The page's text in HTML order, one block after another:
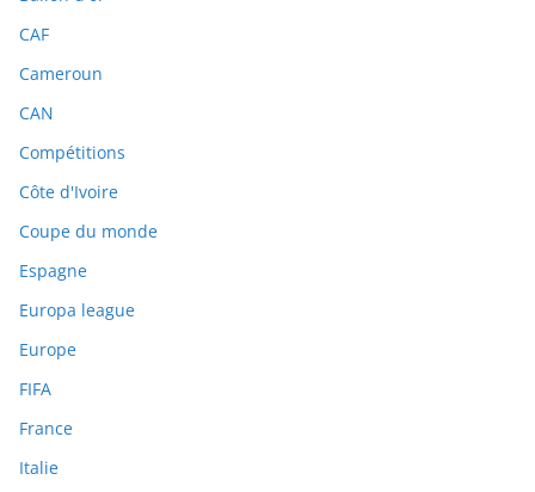
CAF
Cameroun
CAN
Compétitions
Côte d'Ivoire
Coupe du monde
Espagne
Europa league
Europe
FIFA
France
Italie